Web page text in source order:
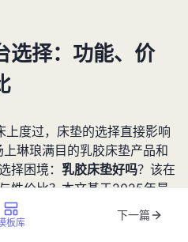
选择：功能、价
度过，床垫的选择直接影响
琳琅满目的乳胶床垫产品和
择困境： 乳胶床垫好吗？该在
性价比？本文基于2025年最
格体系、服务保障三大维度，
优劣势，助你做出明智决策。
板库
下一篇